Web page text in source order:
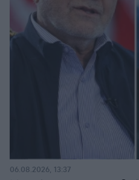
06.08.2026, 13:37